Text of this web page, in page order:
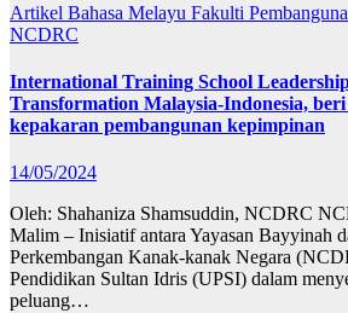
Artikel Bahasa Melayu Fakulti
NCDRC
International Training School
Transformation Malaysia-Indonesia,
kepakaran pembangunan kepimpinan
14/05/2024
Oleh: Shahaniza Shamsuddin, NCDRC
Malim – Inisiatif antara Yayasan Bayyinah
Perkembangan Kanak-kanak Negara
Pendidikan Sultan Idris (UPSI) dalam
peluang…